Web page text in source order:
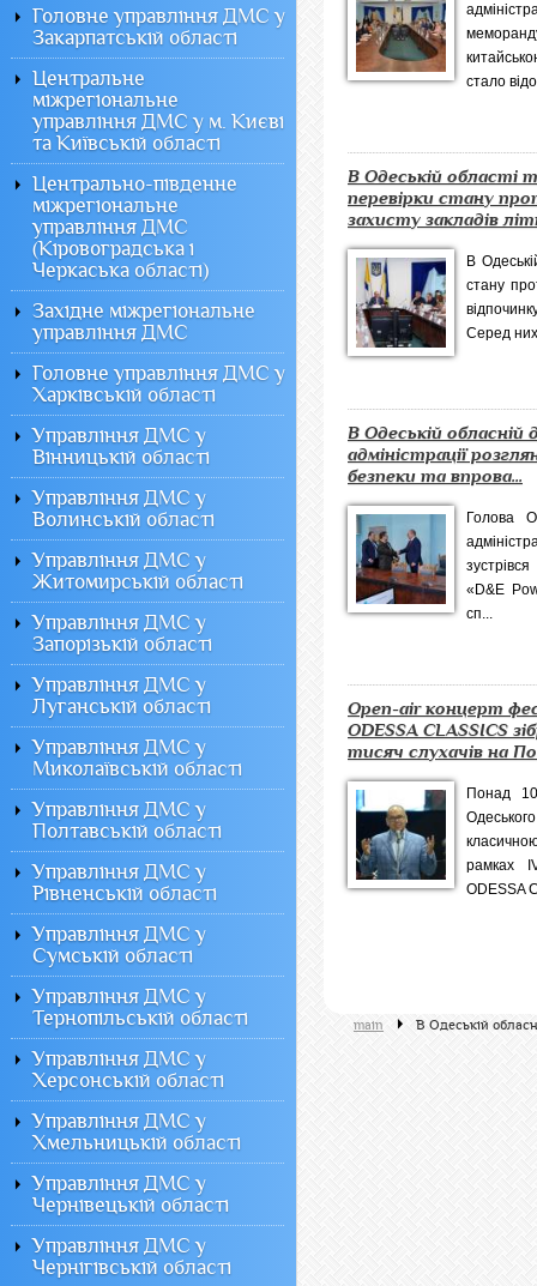
стало
В Одеській області
перевірки стану
захисту закладів
В
стану
Серед
В Одеській обласній
адміністрації
безпеки та впрова...
Голова
«D&E
сп...
Оpen-air концерт
ODESSA CLASSICS
тисяч слухачів на
Понад
рамках
ODESSA
main В Одеській
Головне управління ДМС у
Закарпатській області
Центральне
міжрегіональне
управління ДМС у м. Києві
та Київській області
Центрально-південне
міжрегіональне
управління ДМС
(Кіровоградська і
Черкаська області)
Західне міжрегіональне
управління ДМС
Головне управління ДМС у
Харківській області
Управління ДМС у
Вінницькій області
Управління ДМС у
Волинській області
Управління ДМС у
Житомирській області
Управління ДМС у
Запорізькій області
Управління ДМС у
Луганській області
Управління ДМС у
Миколаївській області
Управління ДМС у
Полтавській області
Управління ДМС у
Рівненській області
Управління ДМС у
Сумській області
Управління ДМС у
Тернопільській області
Управління ДМС у
Херсонській області
Управління ДМС у
Хмельницькій області
Управління ДМС у
Чернівецькій області
Управління ДМС у
Чернігівській області